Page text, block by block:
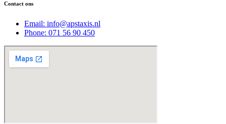
Contact ons
Email: info@apstaxis.nl
Phone: 071 56 90 450